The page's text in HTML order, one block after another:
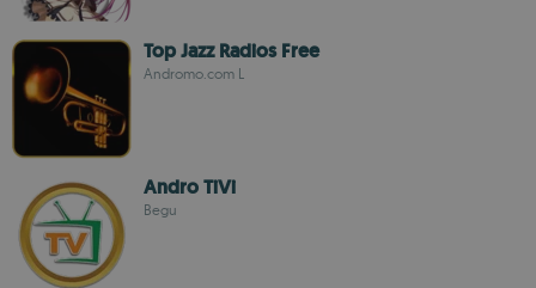
Top Jazz Radios Free
Andromo.com L
Andro TiVi
Begu